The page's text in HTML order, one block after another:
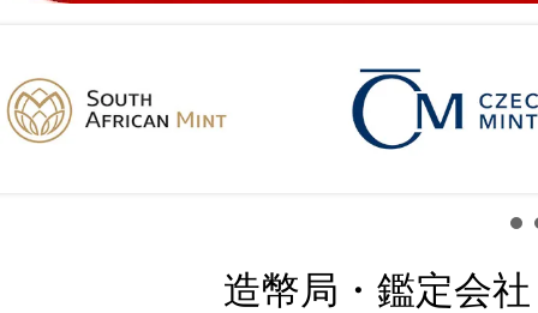
造幣局・鑑定会